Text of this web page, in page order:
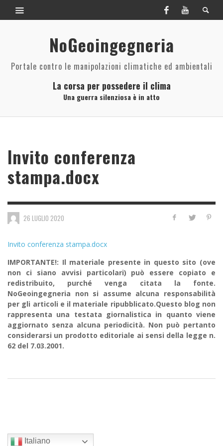
NoGeoingegneria
Portale contro le manipolazioni climatiche ed ambientali
La corsa per possedere il clima
Una guerra silenziosa è in atto
Invito conferenza
stampa.docx
26 LUGLIO 2020
Invito conferenza stampa.docx
IMPORTANTE!: Il materiale presente in questo sito (ove
non ci siano avvisi particolari) può essere copiato e
redistribuito, purché venga citata la fonte.
NoGeoingegneria non si assume alcuna responsabilità
per gli articoli e il materiale ripubblicato.Questo blog non
rappresenta una testata giornalistica in quanto viene
aggiornato senza alcuna periodicità. Non può pertanto
considerarsi un prodotto editoriale ai sensi della legge n.
62 del 7.03.2001.
Italiano